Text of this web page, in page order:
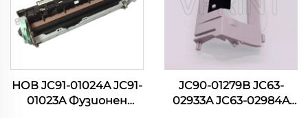
НОВ JC91-01024A JC91-
01023A Фузионен
JC90-01279B JC63-
02933A JC63-02984A